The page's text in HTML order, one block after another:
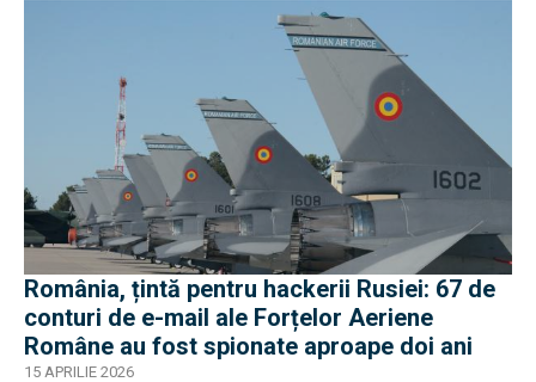
România, țintă pentru hackerii Rusiei: 67 de
conturi de e-mail ale Forțelor Aeriene
Române au fost spionate aproape doi ani
15 APRILIE 2026